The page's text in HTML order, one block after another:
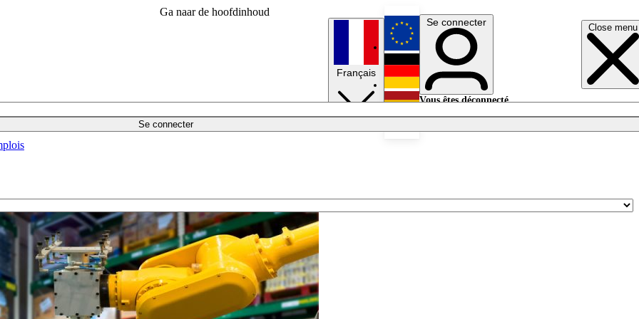
Ga naar de hoofdinhoud
Close menu
Se connecter
Français
English
Deutsch
Se connecter
Vous êtes déconnecté.